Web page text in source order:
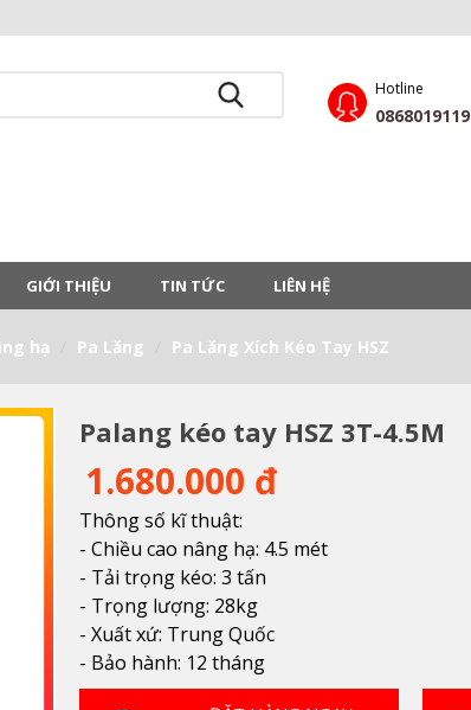
Hotline
0868019119
GIỚI THIỆU TIN TỨC LIÊN HỆ
hạ Pa Lăng Pa Lăng Xích Kéo Tay HSZ
Palang kéo tay HSZ 3T-4.5M
1.680.000 đ
Thông số kĩ thuật:
- Chiều cao nâng hạ: 4.5 mét
- Tải trọng kéo: 3 tấn
- Trọng lượng: 28kg
- Xuất xứ: Trung Quốc
- Bảo hành: 12 tháng